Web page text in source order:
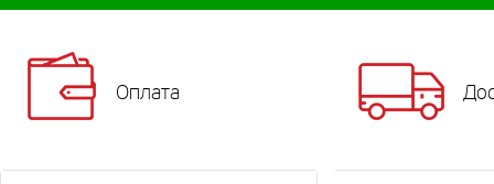
Оплата